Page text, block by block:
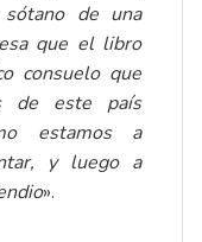
de una
que el libro
consuelo que
de este país
estamos a
y luego a
».